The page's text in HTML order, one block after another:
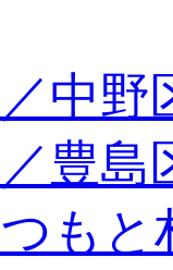
中野
豊島
もと